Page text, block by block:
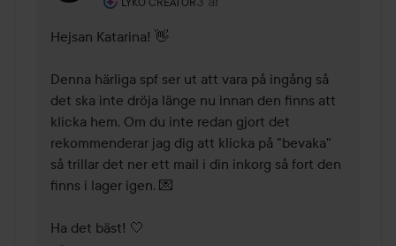
Hejsan Katarina! 👋
Denna härliga spf ser ut att vara på ingång så
det ska inte dröja länge nu innan den finns att
klicka hem. Om du inte redan gjort det
rekommenderar jag dig att klicka på "bevaka"
så trillar det ner ett mail i din inkorg så fort den
finns i lager igen. 💌
Ha det bäst! 🤍